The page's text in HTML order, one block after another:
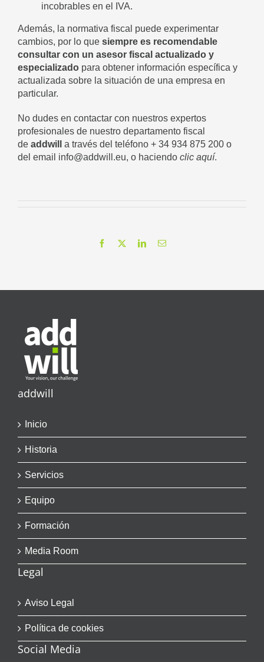
incobrables en el IVA.
Además, la normativa fiscal puede experimentar
cambios, por lo que siempre es recomendable
consultar con un asesor fiscal actualizado y
especializado para obtener información específica y
actualizada sobre la situación de una empresa en
particular.
No dudes en contactar con nuestros expertos
profesionales de nuestro departamento fiscal
de addwill
a través del teléfono + 34 934 875 200 o
del email info@addwill.eu, o haciendo clic aquí.
Facebook LinkedInCorreo
addwill
Inicio
Historia
Servicios
Equipo
Formación
Media Room
Legal
Aviso Legal
Política de cookies
Social Media